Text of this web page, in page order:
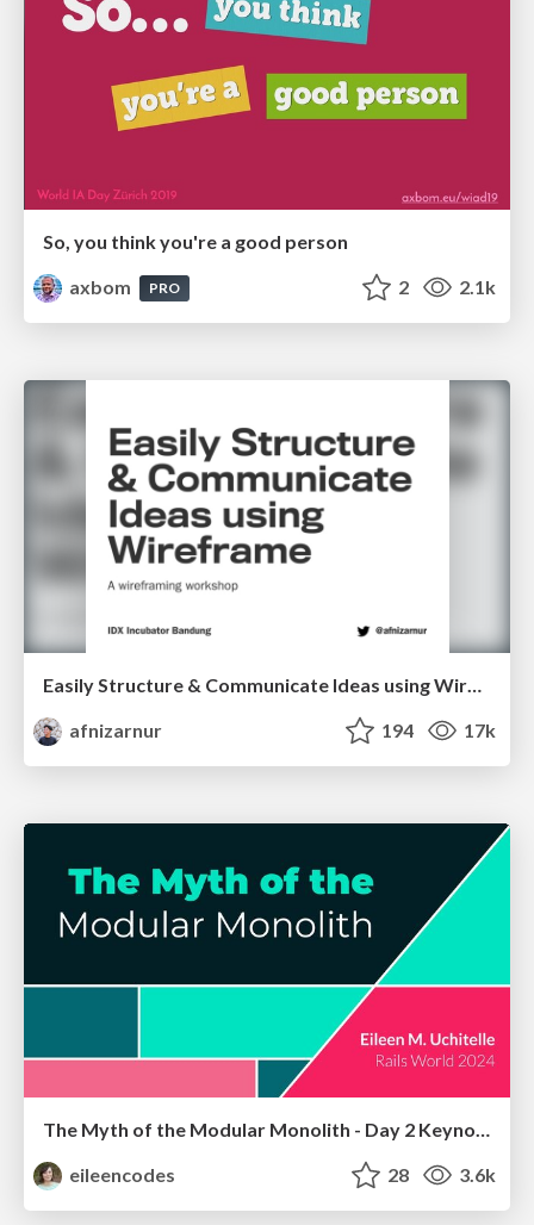
So, you think you're a good person
axbom
PRO 2 2.1k
Easily Structure & Communicate Ideas using Wireframe
afnizarnur
194 17k
eileencodes
28 3.6k